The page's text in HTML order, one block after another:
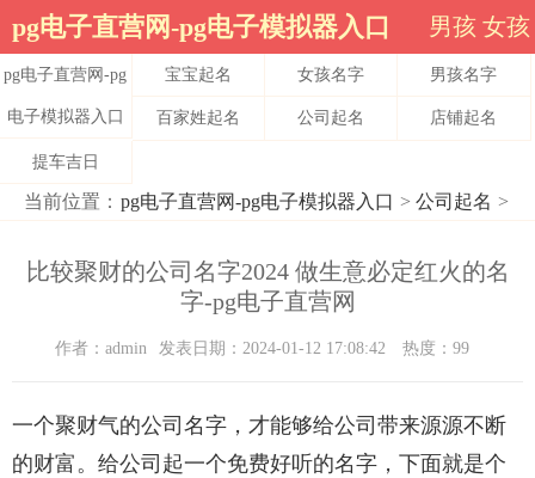
pg电子直营网-pg电子模拟器入口 男孩 女孩
pg电子直营网-pg
电子模拟器入口
宝宝起名 女孩名字 男孩名字
百家姓起名 公司起名 店铺起名
提车吉日
当前位置： pg电子直营网-pg电子模拟器入口 > 公司起名 >
比较聚财的公司名字2024 做生意必定红火的名
字-pg电子直营网
作者：admin 发表日期：2024-01-12 17:08:42 热度：99
一个聚财气的公司名字，才能够给公司带来源源不断
的财富。给公司起一个免费好听的名字，下面就是个